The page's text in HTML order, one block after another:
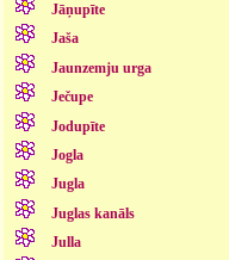
Jāņupīte
Jaša
Jaunzemju urga
Ječupe
Jodupīte
Jogla
Jugla
Juglas kanāls
Julla